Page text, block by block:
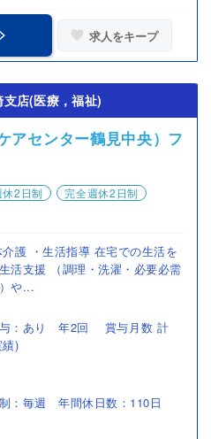
求人をキープ
店(医療，福祉)
アセンター鶴見中央）フ
休2日制
完全週休2日制
護 ・生活指導 在宅での生活を
活支援 （調理・洗濯・必要必需
や...
：あり 年2回 賞与月数 計
)
：毎週 年間休日数：110日